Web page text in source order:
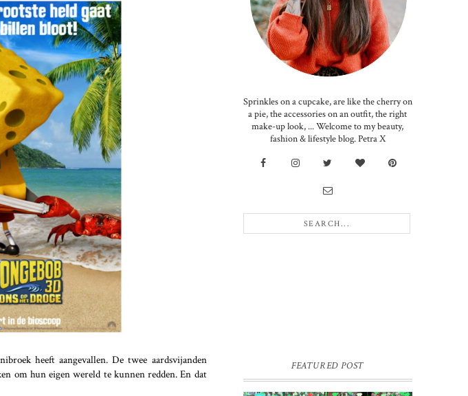
heeft aangevallen. De twee aardsvijanden
om hun eigen wereld te kunnen redden. En dat
Sprinkles on a cupcake, are like the cherry on
a pie, the accessories on an outfit, the right
make-up look, ... Welcome to my beauty,
fashion & lifestyle blog. Petra X
FEATURED POST